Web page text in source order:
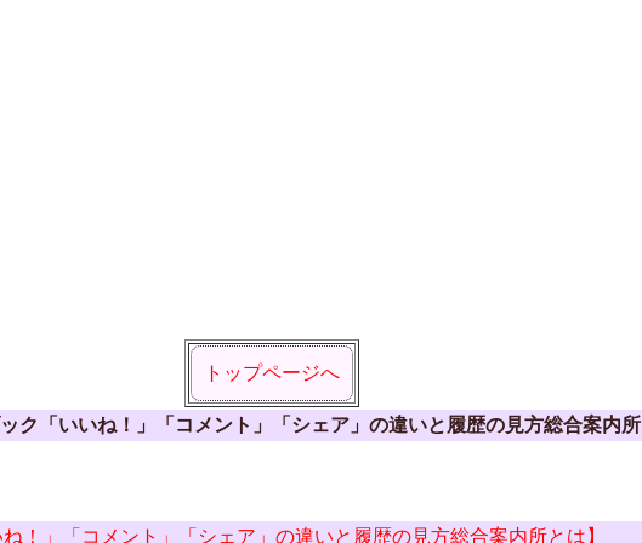
トップページへ
ク「いいね！」「コメント」「シェア」の違いと履歴の見方総合案内所
ね！」「コメント」「シェア」の違いと履歴の見方総合案内所とは】